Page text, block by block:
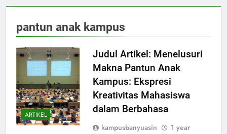
pantun anak kampus
ARTIKEL
Judul Artikel: Menelusuri
Makna Pantun Anak
Kampus: Ekspresi
Kreativitas Mahasiswa
dalam Berbahasa
kampusbanyuasin
1 year